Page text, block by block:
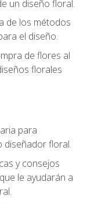
un diseño floral.
de los métodos
el diseño.
de flores al
florales
para
diseñador floral.
y consejos
le ayudarán a